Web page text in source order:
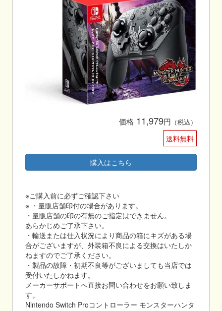
価格 11,979円 （税込）
送料無料
購入はこちら
※ご購入前に必ずご確認下さい
※ ・量販店舗印付の場合があります。
・量販店舗の印の有無のご指定はできません。
あらかじめご了承下さい。
・輸送または仕入状況により商品の箱にキズがある場
合がございますが、外装箱不良による交換はいたしか
ねますのでご了承ください。
・製品の故障・初期不良等がございましても当店では
受付いたしかねます。
メーカーサポートへ直接お問い合わせをお願い致しま
す。
Nintendo Switch Proコントローラー モンスターハンタ